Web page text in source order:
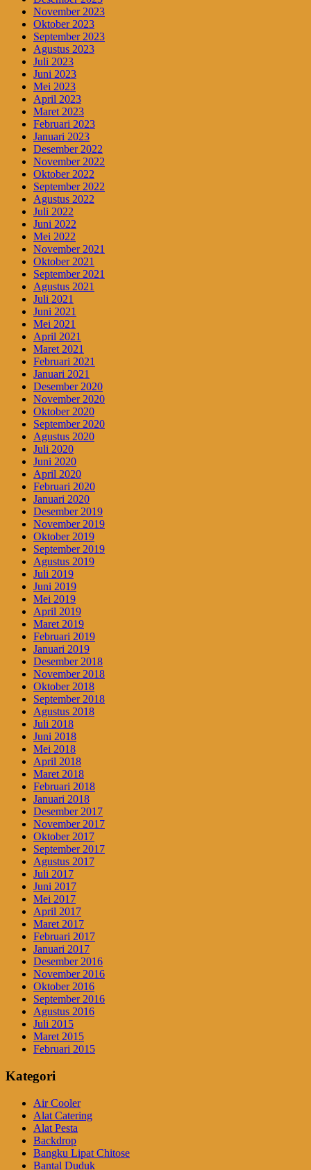
November 2023
Oktober 2023
September 2023
Agustus 2023
Juli 2023
Juni 2023
Mei 2023
April 2023
Maret 2023
Februari 2023
Januari 2023
Desember 2022
November 2022
Oktober 2022
September 2022
Agustus 2022
Juli 2022
Juni 2022
Mei 2022
November 2021
Oktober 2021
September 2021
Agustus 2021
Juli 2021
Juni 2021
Mei 2021
April 2021
Maret 2021
Februari 2021
Januari 2021
Desember 2020
November 2020
Oktober 2020
September 2020
Agustus 2020
Juli 2020
Juni 2020
April 2020
Februari 2020
Januari 2020
Desember 2019
November 2019
Oktober 2019
September 2019
Agustus 2019
Juli 2019
Juni 2019
Mei 2019
April 2019
Maret 2019
Februari 2019
Januari 2019
Desember 2018
November 2018
Oktober 2018
September 2018
Agustus 2018
Juli 2018
Juni 2018
Mei 2018
April 2018
Maret 2018
Februari 2018
Januari 2018
Desember 2017
November 2017
Oktober 2017
September 2017
Agustus 2017
Juli 2017
Juni 2017
Mei 2017
April 2017
Maret 2017
Februari 2017
Januari 2017
Desember 2016
November 2016
Oktober 2016
September 2016
Agustus 2016
Juli 2015
Maret 2015
Februari 2015
Kategori
Air Cooler
Alat Catering
Alat Pesta
Backdrop
Bangku Lipat Chitose
Bantal Duduk